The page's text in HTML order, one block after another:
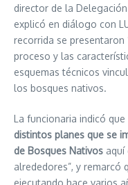
director de la
explicó en diálogo con
recorrida se presentaron
proceso y las
esquemas técnicos
los bosques nativos.
La funcionaria indicó
distintos planes que se
de Bosques Nativos aquí
alrededores”, y remarcó
ejecutando hace varios